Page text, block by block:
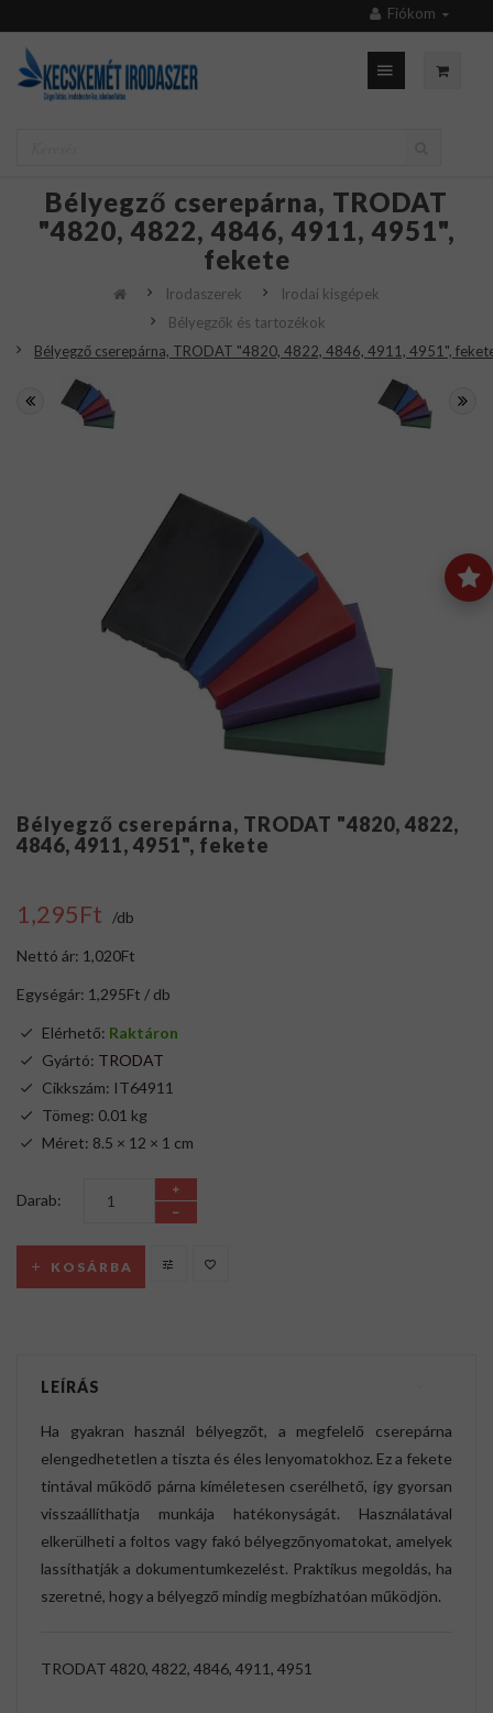
Fiókom
Bélyegző cserepárna, TRODAT
"4820, 4822, 4846, 4911, 4951",
fekete
Irodaszerek
Irodai kisgépek
Bélyegzők és tartozékok
Bélyegző cserepárna, TRODAT "4820, 4822, 4846, 4911, 4951",
Bélyegző cserepárna, TRODAT "4820, 4822,
4846, 4911, 4951", fekete
1,295Ft /db
Nettó ár: 1,020Ft
Egységár: 1,295Ft / db
Elérhető: Raktáron
Gyártó: TRODAT
Cikkszám: IT64911
Tömeg: 0.01 kg
Méret: 8.5 × 12 × 1 cm
Darab:
KOSÁRBA
LEÍRÁS
Ha gyakran használ bélyegzőt, a megfelelő cserepárna
elengedhetetlen a tiszta és éles lenyomatokhoz. Ez a fekete
tintával működő párna kíméletesen cserélhető, így gyorsan
visszaállíthatja munkája hatékonyságát. Használatával
elkerülheti a foltos vagy fakó bélyegzőnyomatokat, amelyek
lassíthatják a dokumentumkezelést. Praktikus megoldás, ha
szeretné, hogy a bélyegző mindig megbízhatóan működjön.
TRODAT 4820, 4822, 4846, 4911, 4951